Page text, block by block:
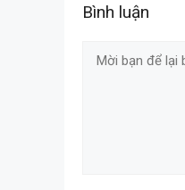
Bình luận
Comment